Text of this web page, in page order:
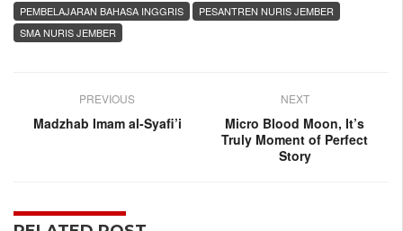
PEMBELAJARAN BAHASA INGGRIS
PESANTREN NURIS JEMBER
SMA NURIS JEMBER
PREVIOUS
Madzhab Imam al-Syafi’i
NEXT
Micro Blood Moon, It’s
Truly Moment of Perfect
Story